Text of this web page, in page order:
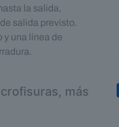
la salida,
salida previsto.
y una línea de
más